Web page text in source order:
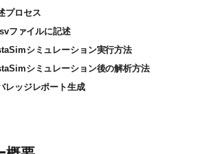
プロセス
ファイルに記述
シミュレーション実行方法
シミュレーション後の解析方法
レッジレポート生成